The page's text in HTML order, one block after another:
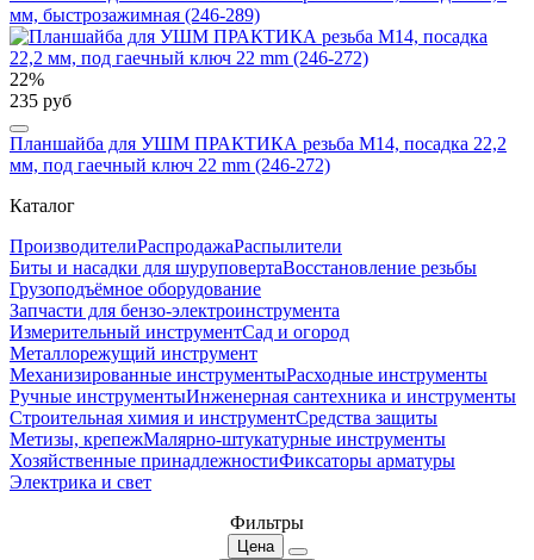
мм, быстрозажимная (246-289)
22%
235 руб
Планшайба для УШМ ПРАКТИКА резьба М14, посадка 22,2
мм, под гаечный ключ 22 mm (246-272)
Каталог
ПроизводителиРаспродажаРаспылители
Биты и насадки для шуруповертаВосстановление резьбы
Грузоподъёмное оборудование
Запчасти для бензо-электроинструмента
Измерительный инструментСад и огород
Металлорежущий инструмент
Механизированные инструментыРасходные инструменты
Ручные инструментыИнженерная сантехника и инструменты
Строительная химия и инструментСредства защиты
Метизы, крепежМалярно-штукатурные инструменты
Хозяйственные принадлежностиФиксаторы арматуры
Электрика и свет
Фильтры
Цена